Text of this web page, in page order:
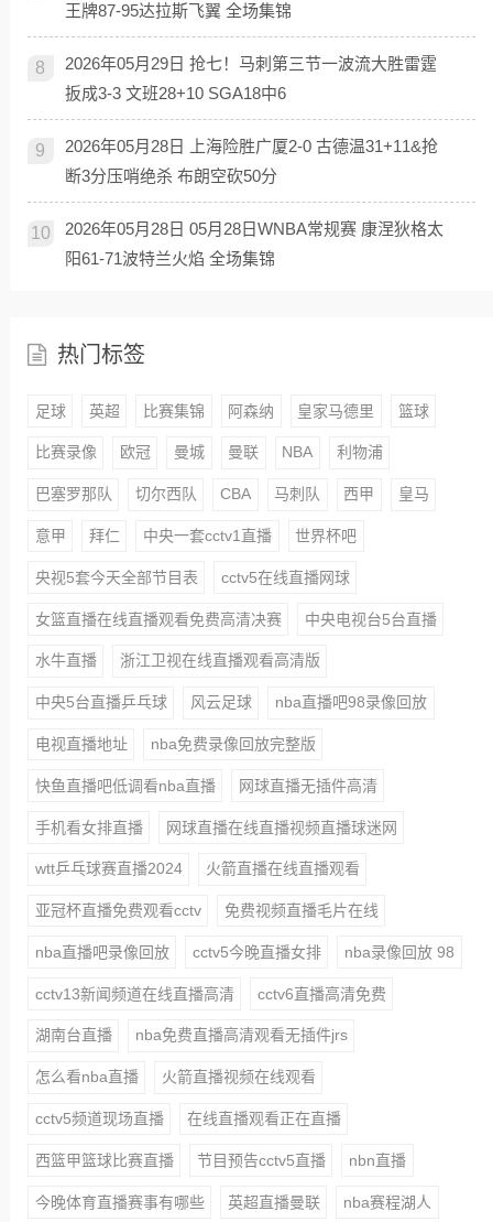
王牌87-95达拉斯飞翼 全场集锦
8
2026年05月29日 抢七！马刺第三节一波流大胜雷霆
扳成3-3 文班28+10 SGA18中6
9
2026年05月28日 上海险胜广厦2-0 古德温31+11&抢
断3分压哨绝杀 布朗空砍50分
10
2026年05月28日 05月28日WNBA常规赛 康涅狄格太
阳61-71波特兰火焰 全场集锦
热门标签
足球 英超 比赛集锦 阿森纳 皇家马德里 篮球
比赛录像 欧冠 曼城 曼联 NBA 利物浦
巴塞罗那队 切尔西队 CBA 马刺队 西甲 皇马
意甲 拜仁 中央一套cctv1直播 世界杯吧
央视5套今天全部节目表 cctv5在线直播网球
女篮直播在线直播观看免费高清决赛 中央电视台5台直播
水牛直播 浙江卫视在线直播观看高清版
中央5台直播乒乓球 风云足球 nba直播吧98录像回放
电视直播地址 nba免费录像回放完整版
快鱼直播吧低调看nba直播 网球直播无插件高清
手机看女排直播 网球直播在线直播视频直播球迷网
wtt乒乓球赛直播2024 火箭直播在线直播观看
亚冠杯直播免费观看cctv 免费视频直播毛片在线
nba直播吧录像回放 cctv5今晚直播女排 nba录像回放 98
cctv13新闻频道在线直播高清 cctv6直播高清免费
湖南台直播 nba免费直播高清观看无插件jrs
怎么看nba直播 火箭直播视频在线观看
cctv5频道现场直播 在线直播观看正在直播
西篮甲篮球比赛直播 节目预告cctv5直播 nbn直播
今晚体育直播赛事有哪些 英超直播曼联 nba赛程湖人